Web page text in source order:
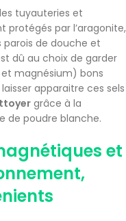
tuyauteries et
par l’aragonite,
de douche et
dû au choix de garder
et magnésium) bons
apparaitre ces sels
grâce à la
de poudre blanche.
et